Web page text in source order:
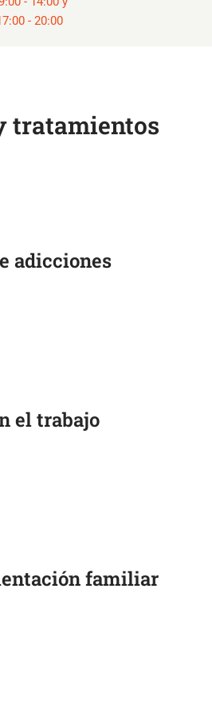
- 20:00
tratamientos
adicciones
el trabajo
familiar